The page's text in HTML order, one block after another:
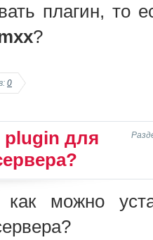
плагин, то
?
0
plugin для
как можно